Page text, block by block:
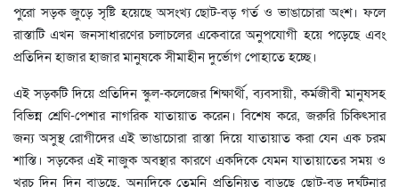
পুরো সড়ক জুড়ে সৃষ্টি হয়েছে অসংখ্য ছোট-বড় গর্ত ও ভাঙাচোরা অংশ। ফলে
রাস্তাটি এখন জনসাধারণের চলাচলের একেবারে অনুপযোগী হয়ে পড়েছে এবং
প্রতিদিন হাজার হাজার মানুষকে সীমাহীন দুর্ভোগ পোহাতে হচ্ছে।
এই সড়কটি দিয়ে প্রতিদিন স্কুল-কলেজের শিক্ষার্থী, ব্যবসায়ী, কর্মজীবী মানুষসহ
বিভিন্ন শ্রেণি-পেশার নাগরিক যাতায়াত করেন। বিশেষ করে, জরুরি চিকিৎসার
জন্য অসুস্থ রোগীদের এই ভাঙাচোরা রাস্তা দিয়ে যাতায়াত করা যেন এক চরম
শাস্তি। সড়কের এই নাজুক অবস্থার কারণে একদিকে যেমন যাতায়াতের সময় ও
খরচ দিন দিন বাড়ছে, অন্যদিকে তেমনি প্রতিনিয়ত বাড়ছে ছোট-বড় দুর্ঘটনার